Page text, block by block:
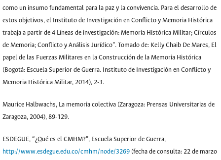
como un insumo fundamental para la paz y la convivencia. Para el desarrollo de
estos objetivos, el Instituto de Investigación en Conflicto y Memoria Histórica
trabaja a partir de 4 Líneas de investigación: Memoria Histórica Militar; Círculos
de Memoria; Conflicto y Análisis Jurídico”. Tomado de: Kelly Chaib De Mares, El
papel de las Fuerzas Militares en la Construcción de la Memoria Histórica
(Bogotá: Escuela Superior de Guerra. Instituto de Investigación en Conflicto y
Memoria Histórica Militar, 2014), 2-3.
Maurice Halbwachs, La memoria colectiva (Zaragoza: Prensas Universitarias de
Zaragoza, 2004), 89-129.
ESDEGUE, “¿Qué es el CMHM?”, Escuela Superior de Guerra,
http://www.esdegue.edu.co/cmhm/node/3269 (fecha de consulta: 22 de marzo